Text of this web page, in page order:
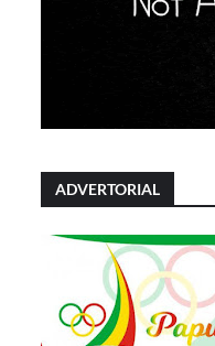
ADVERTORIAL